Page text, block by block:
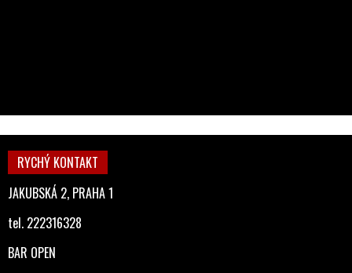
RYCHÝ KONTAKT
JAKUBSKÁ 2, PRAHA 1
tel. 222316328
BAR OPEN